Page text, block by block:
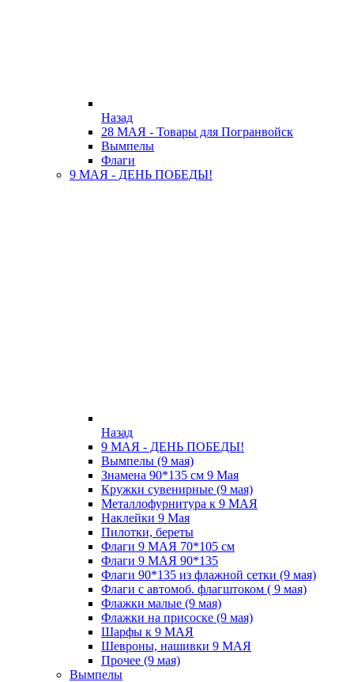
Назад
28 МАЯ - Товары для Погранвойск
Вымпелы
Флаги
9 МАЯ - ДЕНЬ ПОБЕДЫ!
Назад
9 МАЯ - ДЕНЬ ПОБЕДЫ!
Вымпелы (9 мая)
Знамена 90*135 см 9 Мая
Кружки cувенирные (9 мая)
Металлофурнитура к 9 МАЯ
Наклейки 9 Мая
Пилотки, береты
Флаги 9 МАЯ 70*105 см
Флаги 9 МАЯ 90*135
Флаги 90*135 из флажной сетки (9 мая)
Флаги с автомоб. флагштоком ( 9 мая)
Флажки малые (9 мая)
Флажки на присоске (9 мая)
Шарфы к 9 МАЯ
Шевроны, нашивки 9 МАЯ
Прочее (9 мая)
Вымпелы